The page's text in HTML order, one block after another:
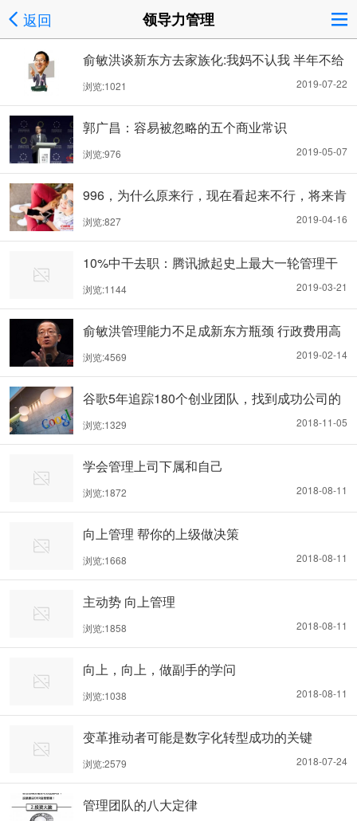
返回 领导力管理
俞敏洪谈新东方去家族化:我妈不认我 半年不给
做饭
2019-07-22
浏览:1021
郭广昌：容易被忽略的五个商业常识
2019-05-07
浏览:976
996，为什么原来行，现在看起来不行，将来肯
定不行？
2019-04-16
浏览:827
10%中干去职：腾讯掀起史上最大一轮管理干
部裁撤
2019-03-21
浏览:1144
俞敏洪管理能力不足成新东方瓶颈 行政费用高
企不下
2019-02-14
浏览:4569
谷歌5年追踪180个创业团队，找到成功公司的
5个元基因
2018-11-05
浏览:1329
学会管理上司下属和自己
2018-08-11
浏览:1872
向上管理 帮你的上级做决策
2018-08-11
浏览:1668
主动势 向上管理
2018-08-11
浏览:1858
向上，向上，做副手的学问
2018-08-11
浏览:1038
变革推动者可能是数字化转型成功的关键
2018-07-24
浏览:2579
管理团队的八大定律